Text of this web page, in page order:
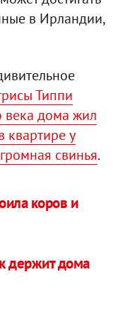
в Ирландии,
Типпи
века дома жил
квартире у
свинья.
коров и
держит дома